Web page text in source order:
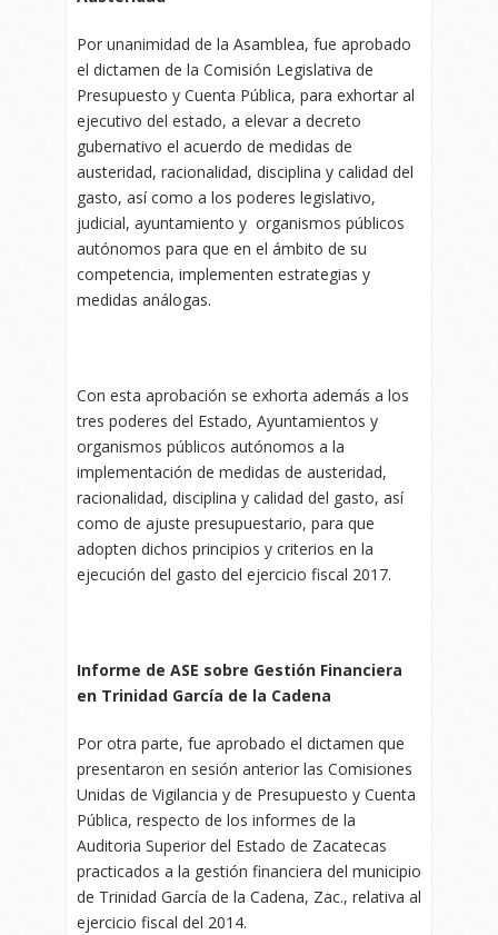
Por unanimidad de la Asamblea, fue aprobado
el dictamen de la Comisión Legislativa de
Presupuesto y Cuenta Pública, para exhortar al
ejecutivo del estado, a elevar a decreto
gubernativo el acuerdo de medidas de
austeridad, racionalidad, disciplina y calidad del
gasto, así como a los poderes legislativo,
judicial, ayuntamiento y organismos públicos
autónomos para que en el ámbito de su
competencia, implementen estrategias y
medidas análogas.
Con esta aprobación se exhorta además a los
tres poderes del Estado, Ayuntamientos y
organismos públicos autónomos a la
implementación de medidas de austeridad,
racionalidad, disciplina y calidad del gasto, así
como de ajuste presupuestario, para que
adopten dichos principios y criterios en la
ejecución del gasto del ejercicio fiscal 2017.
Informe de ASE sobre Gestión Financiera
en Trinidad García de la Cadena
Por otra parte, fue aprobado el dictamen que
presentaron en sesión anterior las Comisiones
Unidas de Vigilancia y de Presupuesto y Cuenta
Pública, respecto de los informes de la
Auditoria Superior del Estado de Zacatecas
practicados a la gestión financiera del municipio
de Trinidad García de la Cadena, Zac., relativa al
ejercicio fiscal del 2014.